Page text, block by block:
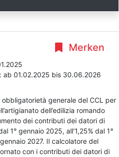
Merken
ab 01.02.2025 bis 30.06.2026
generale del CCL per
dell’edilizia romando
dei contributi dei datori di
1° gennaio 2025, all'1,25% dal 1°
2027. Il calcolatore del
con i contributi dei datori di